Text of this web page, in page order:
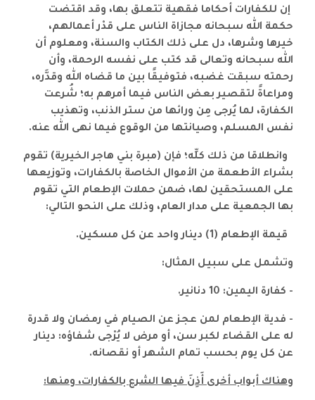
إن للكفارات أحكاما فقهية تتعلق بها، وقد اقتضت
حكمة الله سبحانه مجازاة الناس على قدْر أعمالهم،
خيرها وشرها، دل على ذلك الكتاب والسنة، ومعلوم أن
الله سبحانه وتعالى قد كتب على نفسه الرحمة، وأن
رحمته سبقت غضبه، فتوفيقًا بين ما قضاه الله وقدَّره،
ومراعاةً لتقصير بعض الناس فيما أمرهم به؛ شُرعت
الكفارة، لما يُرجى مِن ورائها من ستر الذنب، وتهذيب
نفس المسلم، وصيانتها من الوقوع فيما نهى الله عنه.
وانطلاقا من ذلك كلِّه؛ فإن (مبرة بني هاجر الخيرية) تقوم
بشراء الأطعمة من الأموال الخاصة بالكفارات، وتوزيعها
على المستحقين لها، ضمن حملات الإطعام التي تقوم
بها الجمعية على مدار العام، وذلك على النحو التالي:
قيمة الإطعام (1) دينار واحد عن كل مسكين.
وتشمل على سبيل المثال:
- كفارة اليمين: 10 دنانير.
- فدية الإطعام لمن عجز عن الصيام في رمضان ولا قدرة
له على القضاء لكبر سن، أو مرض لا يُرْجى شفاؤه: دينار
عن كل يوم بحسب تمام الشهر أو نقصانه.
وهناك أبواب أخرى أَذِنَ فيها الشرع بالكفارات، ومنها: